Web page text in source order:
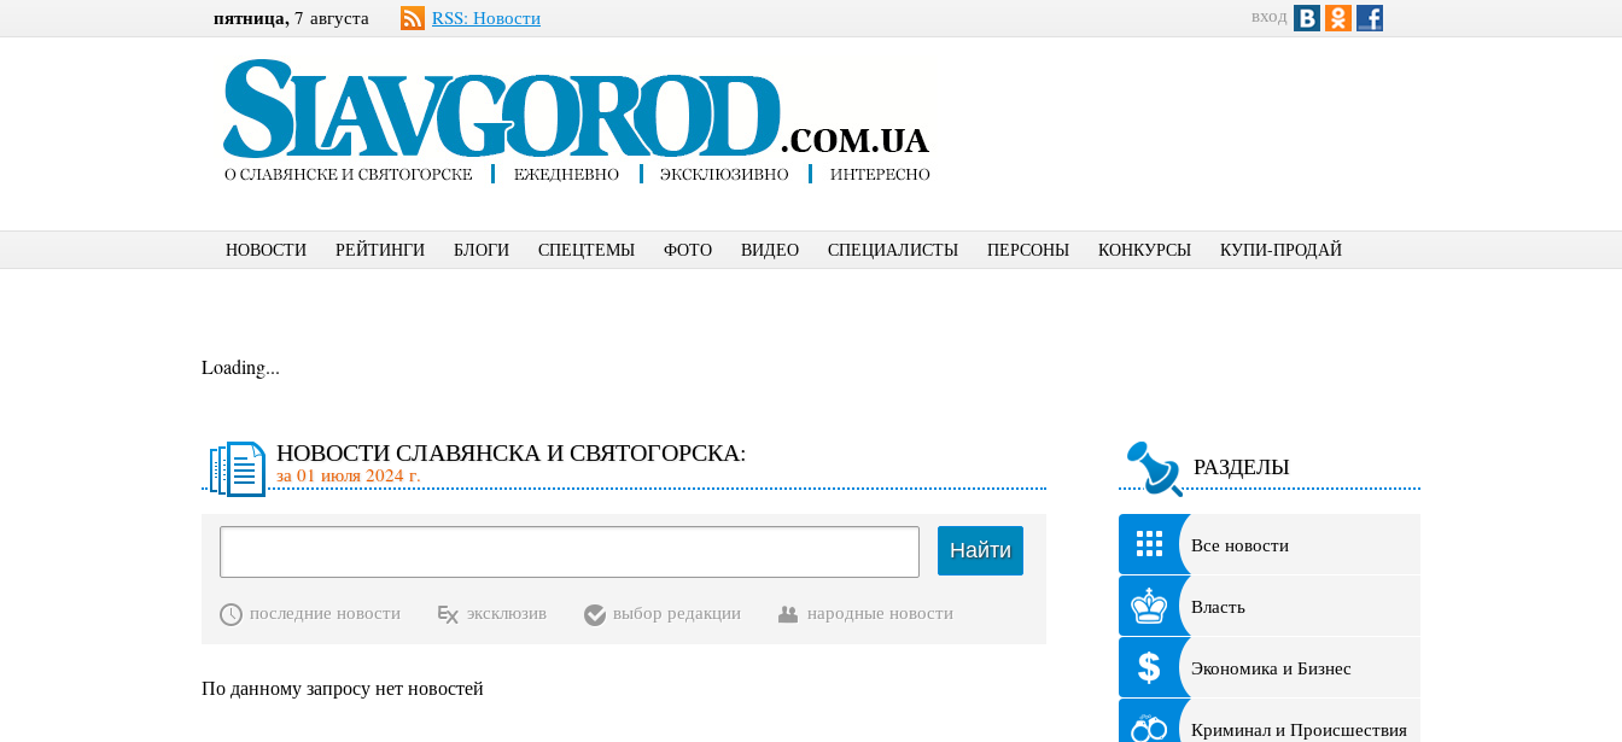
пятница, 7 августа RSS: Новости вход
НОВОСТИ РЕЙТИНГИ БЛОГИ СПЕЦТЕМЫ ФОТО ВИДЕО СПЕЦИАЛИСТЫ ПЕРСОНЫ КОНКУРСЫ КУПИ-ПРОДАЙ
Loading...
НОВОСТИ СЛАВЯНСКА И СВЯТОГОРСКА:
за 01 июля 2024 г.
Найти
последние новости эксклюзив выбор редакции народные новости
По данному запросу нет новостей
РАЗДЕЛЫ
Все новости
Власть
Экономика и Бизнес
Криминал и Происшествия